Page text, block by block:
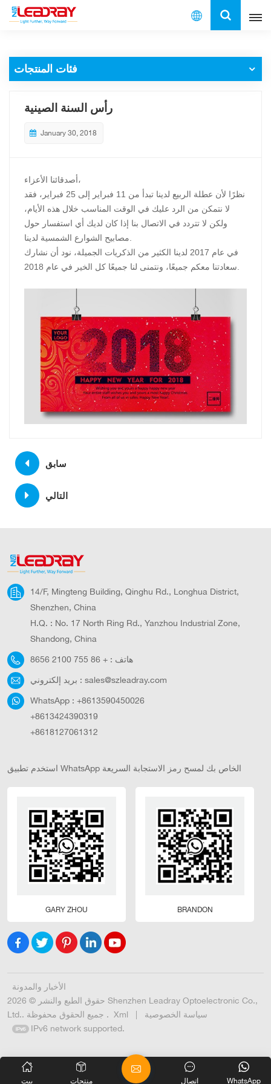
العربية
فئات المنتجات
رأس السنة الصينية
January 30, 2018
أصدقائنا الأعزاء،
نظرًا لأن عطلة الربيع لدينا تبدأ من 11 فبراير إلى 25 فبراير، فقد
لا نتمكن من الرد عليك في الوقت المناسب خلال هذه الأيام،
ولكن لا تتردد في الاتصال بنا إذا كان لديك أي استفسار حول
في عام 2017 لدينا الكثير من الذكريات الجميلة، نود أن نشارك
سابق
التالي
14/F, Mingteng Building, Qinghu Rd., Longhua District,
Shenzhen, China
H.Q. : No. 17 North Ring Rd., Yanzhou Industrial Zone,
Shandong, China
هاتف : + 86 755 2100 8656
بريد إلكتروني : sales@szleadray.com
WhatsApp : +8613590450026
+8613424390319
+8618127061312
استخدم تطبيق WhatsApp الخاص بك لمسح رمز الاستجابة السريعة
GARY ZHOU BRANDON
الأخبار والمدونة
حقوق الطبع والنشر © 2026 Shenzhen Leadray Optoelectronic Co.,
Ltd.. جميع الحقوق محفوظة . Xml |
سياسة الخصوصية
IPv6 network supported.
بيت منتجات WhatsApp اتصال